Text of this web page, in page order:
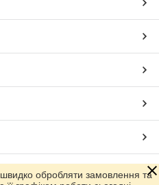
Prom.ua
обробляти замовлення та